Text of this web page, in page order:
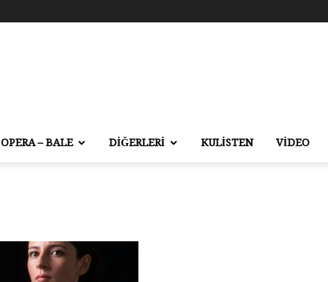
OPERA – BALE DİĞERLERİ KULİSTEN VİDEO